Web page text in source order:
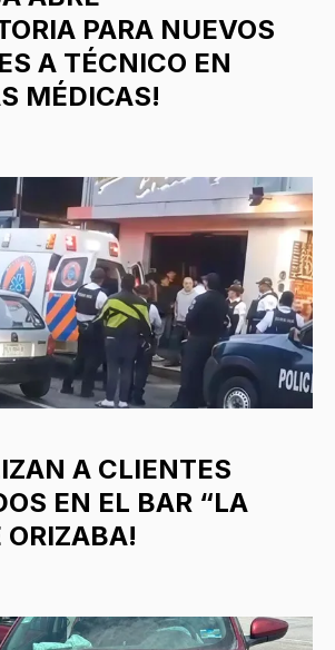
PARA NUEVOS
A TÉCNICO EN
MÉDICAS!
A CLIENTES
EN EL BAR “LA
ORIZABA!